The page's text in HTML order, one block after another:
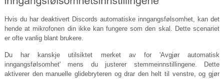
Hvis du har deaktivert Discords automatiske inngangsfølsomhet, kan det
hende at mikrofonen din ikke kan fungere som den skal. Dette scenariet
er ofte vanlig blant brukere.
Du har kanskje utilsiktet merket av for 'Avgjør automatisk
inngangsfølsomhet' mens du justerer stemmeinnstillingene. Dette
aktiverer den manuelle glidebryteren og drar den helt til venstre, og gjør